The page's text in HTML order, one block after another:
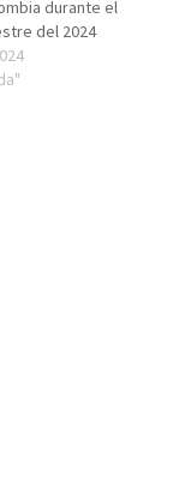
durante el
del 2024